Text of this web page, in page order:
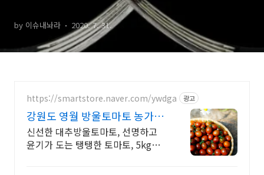
by 이슈내놔라 2020. 7. 31.
https://smartstore.naver.com/ywdga 광고
강원도 영월 방울토마토 농가에
서 바로 우리 동네로!
신선한 대추방울토마토, 선명하고
윤기가 도는 탱탱한 토마토, 5kg